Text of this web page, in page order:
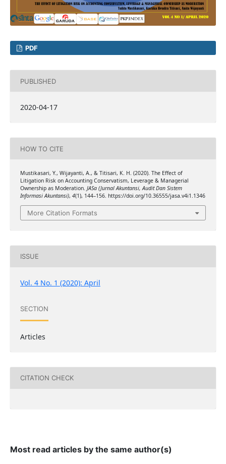
PDF
PUBLISHED
2020-04-17
HOW TO CITE
Mustikasari, Y., Wijayanti, A., & Titisari, K. H. (2020). The Effect of
Litigation Risk on Accounting Conservatism, Leverage & Managerial
Ownership as Moderation. JASa (Jurnal Akuntansi, Audit Dan Sistem
Informasi Akuntansi), 4(1), 144–156. https://doi.org/10.36555/jasa.v4i1.1346
More Citation Formats
ISSUE
Vol. 4 No. 1 (2020): April
SECTION
Articles
CITATION CHECK
Most read articles by the same author(s)